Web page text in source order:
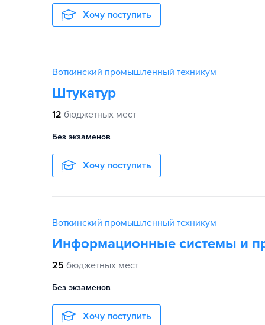
Хочу поступить
Воткинский промышленный техникум
Штукатур
12 бюджетных мест
Без экзаменов
Хочу поступить
Воткинский промышленный техникум
Информационные системы и
25 бюджетных мест
Без экзаменов
Хочу поступить